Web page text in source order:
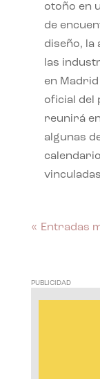
otoño en
de
diseño, la
las
en
oficial del
reunirá
algunas
« Entradas
PUBLICIDAD